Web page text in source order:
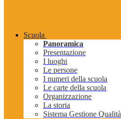
Scuola
Panoramica
Presentazione
I luoghi
Le persone
I numeri della scuola
Le carte della scuola
Organizzazione
La storia
Sistema Gestione Qualità